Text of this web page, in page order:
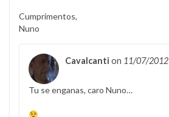
Cumprimentos,
Nuno
Cavalcanti on 11/07/2012
Tu se enganas, caro Nuno…